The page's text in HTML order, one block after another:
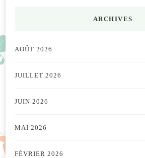
ARCHIVES
AOÛT 2026
JUILLET 2026
JUIN 2026
MAI 2026
FÉVRIER 2026